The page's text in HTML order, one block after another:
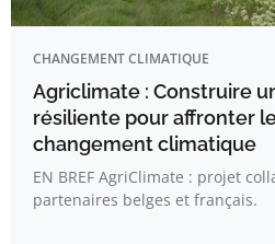
CHANGEMENT CLIMATIQUE
Agriclimate : Construire
résiliente pour affronter
changement climatique
EN BREF AgriClimate : projet
partenaires belges et français.